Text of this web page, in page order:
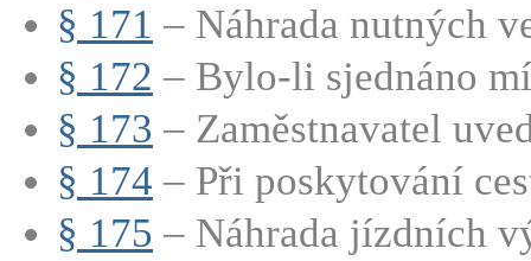
§ 171 – Náhrada nutných
§ 172 – Bylo-li sjednáno
§ 173 – Zaměstnavatel
§ 174 – Při poskytování
§ 175 – Náhrada jízdních